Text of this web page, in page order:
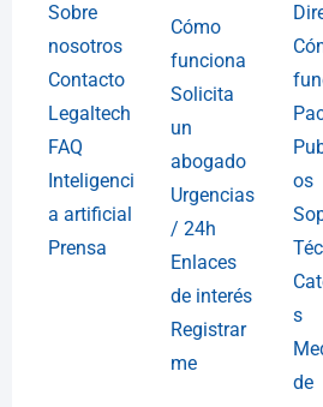
Sobre
nosotros
Contacto
Legaltech
FAQ
Inteligenci
a artificial
Prensa
Cómo
funciona
Solicita
un
abogado
Urgencias
/ 24h
Enlaces
de interés
Registrar
me
os
s
de